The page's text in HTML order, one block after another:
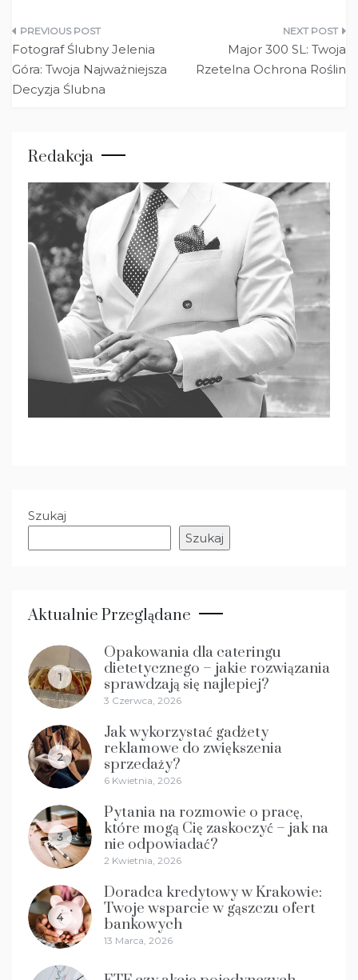
Nawigacja
wpisu
Fotograf Ślubny Jelenia
Góra: Twoja Najważniejsza
Decyzja Ślubna
Major 300 SL: Twoja
Rzetelna Ochrona Roślin
Redakcja
Szukaj
Szukaj
Aktualnie Przeglądane
1
Opakowania dla cateringu
dietetycznego – jakie rozwiązania
sprawdzają się najlepiej?
3 Czerwca, 2026
2
Jak wykorzystać gadżety
reklamowe do zwiększenia
sprzedaży?
6 Kwietnia, 2026
3
Pytania na rozmowie o pracę,
które mogą Cię zaskoczyć – jak na
nie odpowiadać?
2 Kwietnia, 2026
4
Doradca kredytowy w Krakowie:
Twoje wsparcie w gąszczu ofert
bankowych
13 Marca, 2026